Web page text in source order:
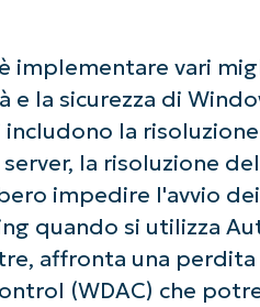
implementare vari
la sicurezza di
la
la risoluzione
impedire l'avvio
quando si utilizza
affronta una
(WDAC) che
Iniziate con le
Non è richiesta alcuna